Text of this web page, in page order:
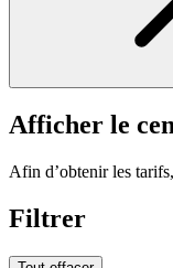
Afficher le
Afin d’obtenir les
Filtrer